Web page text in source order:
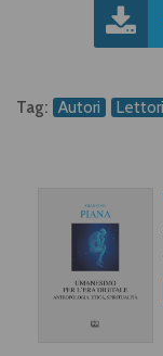
Tag: Autori Lettori